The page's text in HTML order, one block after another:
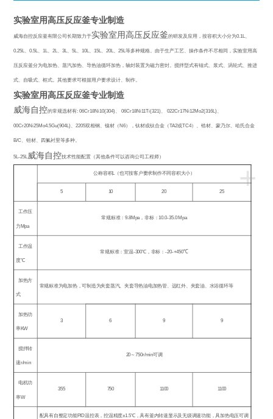
实验室用高压反应釜专业制造
威海自控反应釜有限公司长期致力于实验室用高压反应釜的研发及应用，按容积大小分为0.1L、
0.25L、0.5L、1L、2L、3L、5L、10L、15L、20L、25L等多种规格。由于生产工艺、操作条件不尽相同，实验室用高
压反应釜分为电加热、蒸汽加热、导热油循环加热，轴封装置为磁力密封。搅拌型式有锚式、浆式、涡轮式、推进
式、自吸式、框式。其他要求可根据用户要求设计、制作。
实验室用高压反应釜专业制造
威海自控的常规选材有: 06Cr18Ni10(304) 、06Cr18Ni11Ti(321) 、022Cr17Ni12Mo2(316L) 、
00Cr20Ni25Mo4.5Gu(904L) 、2205双相钢、镍材（ N6），钛材或钛合金（TA2或TC4）、锆材、蒙乃尔、哈氏合金
B/C、钽材、四氟衬里等多种。
5L-25L 威海自控技术性能配置（其他条件可以咨询公司工程师）
+
公称容积L （也可按客户要求制作不同容积大小）
5 10 20 25
工作压
力 Mpa
常规标准：9.8Mpa，非标：10.0-35.0 Mpa
工作温
度℃
常规标准：室温-300℃ ，非标：-20-+450℃
加热方
式
常规标准为电加热，可制造为夹套蒸汽、夹套导热油电加热管、远红外、夹套油、水浴循环等
加热功
率KW
3 6 9 9
搅拌转
速r/min
20 ～750r/min可调
电机功
率W
355 750 1100 1100
配具有自整定功能PID温控表，控温精度±1.5℃，具有釜内转速显示及无级调速功能，具加热电压可调